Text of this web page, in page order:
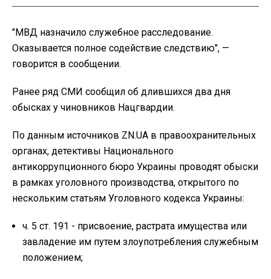
"МВД назначило служебное расследование.
Оказывается полное содействие следствию", —
говорится в сообщении.
Ранее ряд СМИ сообщил об длившихся два дня
обысках у чиновников Нацгвардии.
По данным источников ZN.UA в правоохранительных
органах, детективы Национального
антикоррупционного бюро Украины проводят обыски
в рамках уголовного производства, открытого по
нескольким статьям Уголовного кодекса Украины:
ч. 5 ст. 191 - присвоение, растрата имущества или
завладение им путем злоупотребления служебным
положением;